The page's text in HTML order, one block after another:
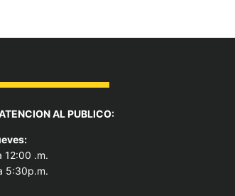
AL PUBLICO:
12:00 .m.
5:30p.m.